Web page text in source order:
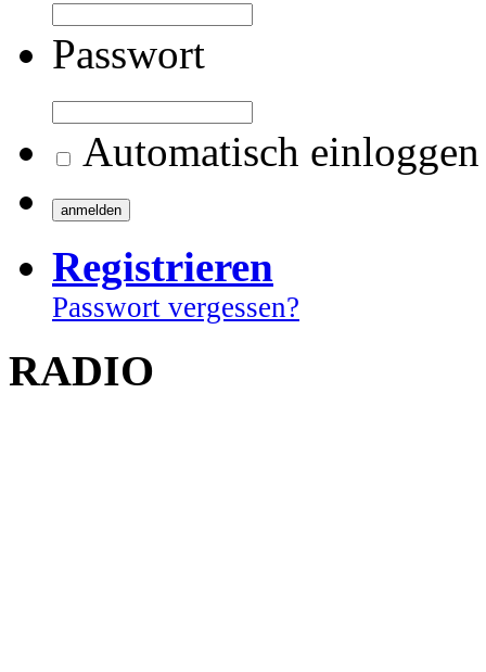
Passwort
Automatisch einloggen
Registrieren
Passwort vergessen?
RADIO